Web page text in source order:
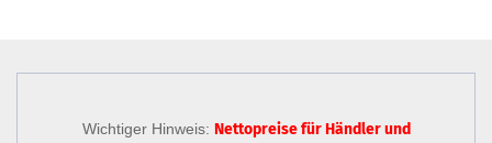
Wichtiger Hinweis: Nettopreise für Händler und